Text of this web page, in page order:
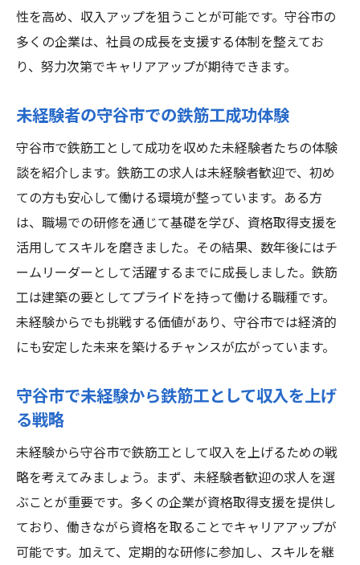
性を高め、収入アップを狙うことが可能です。守谷市の
多くの企業は、社員の成長を支援する体制を整えてお
り、努力次第でキャリアアップが期待できます。
未経験者の守谷市での鉄筋工成功体験
守谷市で鉄筋工として成功を収めた未経験者たちの体験
談を紹介します。鉄筋工の求人は未経験者歓迎で、初め
ての方も安心して働ける環境が整っています。ある方
は、職場での研修を通じて基礎を学び、資格取得支援を
活用してスキルを磨きました。その結果、数年後にはチ
ームリーダーとして活躍するまでに成長しました。鉄筋
工は建築の要としてプライドを持って働ける職種です。
未経験からでも挑戦する価値があり、守谷市では経済的
にも安定した未来を築けるチャンスが広がっています。
守谷市で未経験から鉄筋工として収入を上げ
る戦略
未経験から守谷市で鉄筋工として収入を上げるための戦
略を考えてみましょう。まず、未経験者歓迎の求人を選
ぶことが重要です。多くの企業が資格取得支援を提供し
ており、働きながら資格を取ることでキャリアアップが
可能です。加えて、定期的な研修に参加し、スキルを継